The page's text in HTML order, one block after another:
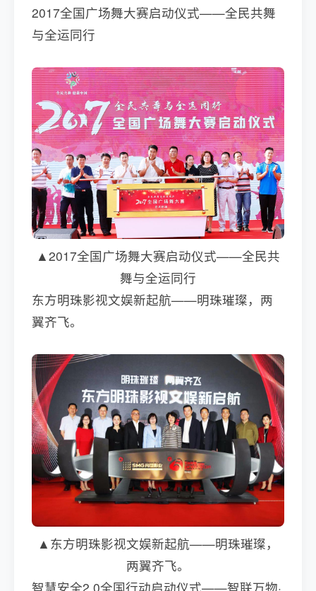
2017全国广场舞大赛启动仪式——全民共舞
与全运同行
▲2017全国广场舞大赛启动仪式——全民共
舞与全运同行
东方明珠影视文娱新起航——明珠璀璨，两
翼齐飞。
▲东方明珠影视文娱新起航——明珠璀璨，
两翼齐飞。
智慧安全2.0全国行动启动仪式——智联万物·